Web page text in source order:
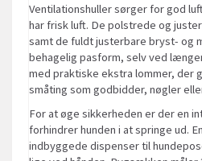
Ventilationshuller sørger for god
har frisk luft. De polstrede og
samt de fuldt justerbare bryst- og
behagelig pasform, selv ved
med praktiske ekstra lommer, der
småting som godbidder, nøgler
For at øge sikkerheden er der en
forhindrer hunden i at springe ud.
indbyggede dispenser til